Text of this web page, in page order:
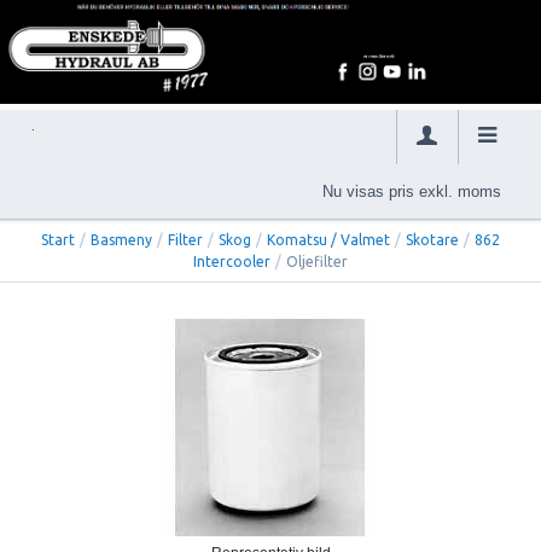
Nu visas pris exkl. moms
Start / Basmeny / Filter / Skog / Komatsu / Valmet / Skotare / 862
Intercooler / Oljefilter